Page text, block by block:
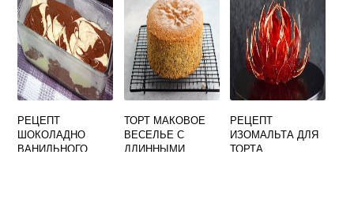
РЕЦЕПТ
ШОКОЛАДНО
ВАНИЛЬНОГО
ТОРТ МАКОВОЕ
ВЕСЕЛЬЕ С
ДЛИННЫМИ
РЕЦЕПТ
ИЗОМАЛЬТА ДЛЯ
ТОРТА